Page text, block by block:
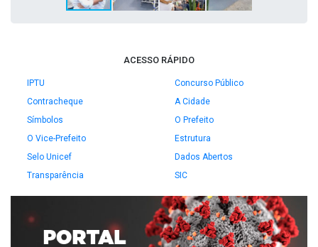
ACESSO RÁPIDO
IPTU
Concurso Público
Contracheque
A Cidade
Símbolos
O Prefeito
O Vice-Prefeito
Estrutura
Selo Unicef
Dados Abertos
Transparência
SIC